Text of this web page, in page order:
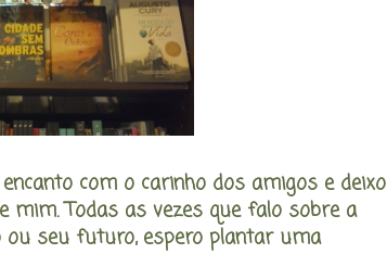
com o carinho dos amigos e deixo
Todas as vezes que falo sobre a
ou seu futuro, espero plantar uma